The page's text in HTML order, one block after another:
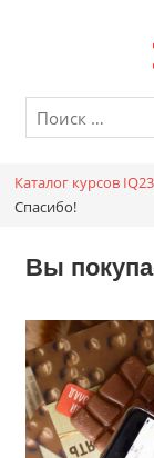
Каталог курсов
Спасибо!
Вы